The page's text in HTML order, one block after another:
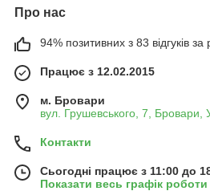
Про нас
94% позитивних з 83 відгуків за
Працює з 12.02.2015
м. Бровари
вул. Грушевського, 7, Бровари,
Контакти
Сьогодні працює з 11:00 до
Показати весь графік роботи